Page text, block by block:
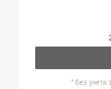
2
*без учета